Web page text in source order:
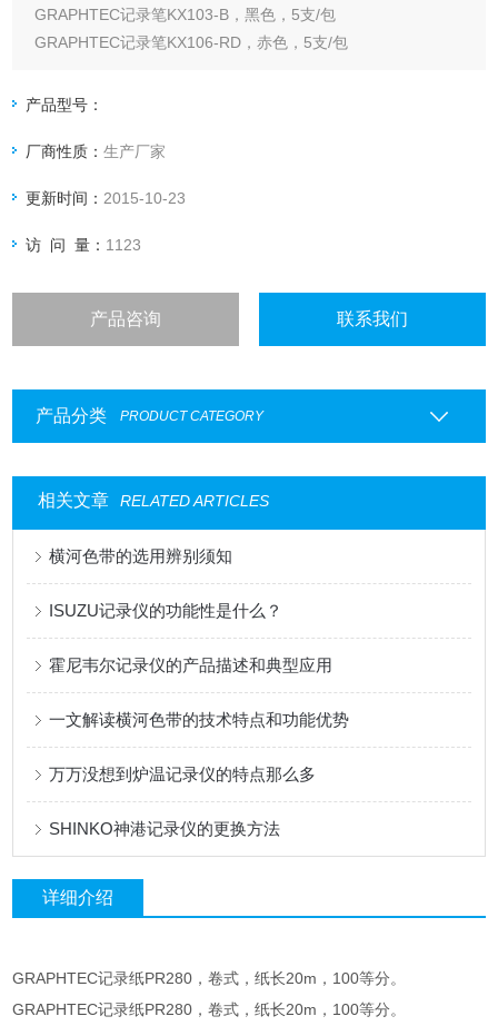
GRAPHTEC记录笔KX103-B，黑色，5支/包
GRAPHTEC记录笔KX106-RD，赤色，5支/包
GRAPHTEC记录笔KX104-R，赤色（2ch），5支/包
产品型号：
厂商性质：生产厂家
更新时间： 2015-10-23
访 问 量： 1123
产品咨询 联系我们
产品分类 PRODUCT CATEGORY
相关文章 RELATED ARTICLES
横河色带的选用辨别须知
ISUZU记录仪的功能性是什么？
霍尼韦尔记录仪的产品描述和典型应用
一文解读横河色带的技术特点和功能优势
万万没想到炉温记录仪的特点那么多
SHINKO神港记录仪的更换方法
详细介绍
GRAPHTEC记录纸PR280，卷式，纸长20m，100等分。
GRAPHTEC记录纸PR280，卷式，纸长20m，100等分。